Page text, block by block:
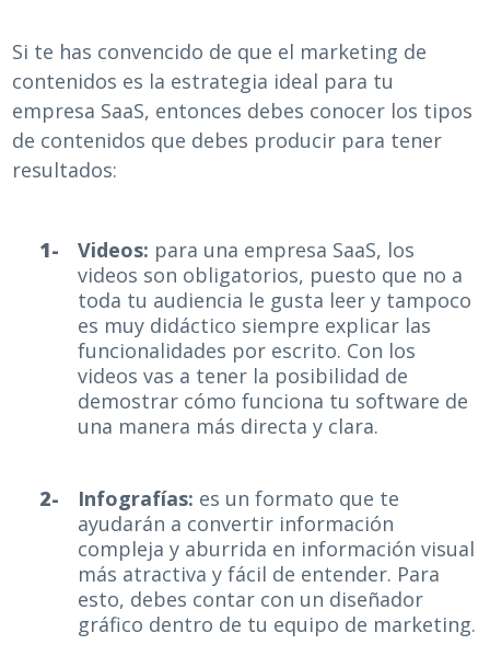
Si te has convencido de que el marketing de
contenidos es la estrategia ideal para tu
empresa SaaS, entonces debes conocer los tipos
de contenidos que debes producir para tener
resultados:
Videos: para una empresa SaaS, los
videos son obligatorios, puesto que no a
toda tu audiencia le gusta leer y tampoco
es muy didáctico siempre explicar las
funcionalidades por escrito. Con los
videos vas a tener la posibilidad de
demostrar cómo funciona tu software de
una manera más directa y clara.
Infografías: es un formato que te
ayudarán a convertir información
compleja y aburrida en información visual
más atractiva y fácil de entender. Para
esto, debes contar con un diseñador
gráfico dentro de tu equipo de marketing.